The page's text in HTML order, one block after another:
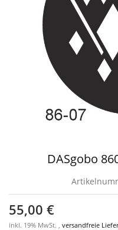
DASgobo
55,00 €
inkl. 19% MwSt. , versandfreie